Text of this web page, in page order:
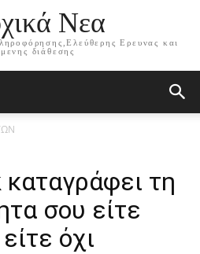
Νεα
Ερευνας και
διάθεσης
τη
σου είτε
όχι